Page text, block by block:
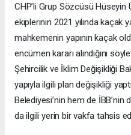
CHP’li Grup Sözcüsü Hüseyin
ekiplerinin 2021 yılında kaçak
mahkemenin yapının kaçak
encümen kararı alındığını
Şehircilik ve İklim Değişikliği
yapıyla ilgili plan değişikliği
Belediyesi’nin hem de İBB’nin
da ilgili yerin bir vakfa tahsis